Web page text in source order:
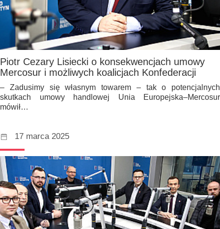
Piotr Cezary Lisiecki o konsekwencjach umowy
Mercosur i możliwych koalicjach Konfederacji
– Zadusimy się własnym towarem – tak o potencjalnych
skutkach umowy handlowej Unia Europejska–Mercosur
mówił…
17 marca 2025